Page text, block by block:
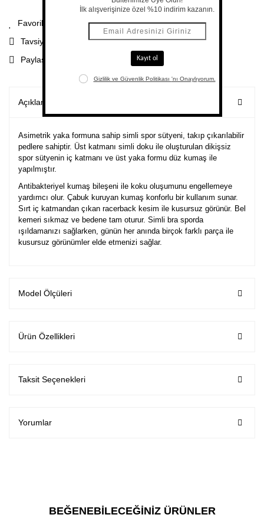
Soru%20Sor Paylaş
Tavsiye Et
Paylaş
Açıklama
Asimetrik yaka formuna sahip simli spor sütyeni, takıp çıkarılabilir
pedlere sahiptir. Üst katmanı simli doku ile oluşturulan dikişsiz
spor sütyenin iç katmanı ve üst yaka formu düz kumaş ile
yapılmıştır.
Antibakteriyel kumaş bileşeni ile koku oluşumunu engellemeye
yardımcı olur. Çabuk kuruyan kumaş konforlu bir kullanım sunar.
Sırt iç katmandan çıkan racerback kesim ile kusursuz görünür. Bel
kemeri sıkmaz ve bedene tam oturur. Simli bra sporda
ışıldamanızı sağlarken, günün her anında birçok farklı parça ile
kusursuz görünümler elde etmenizi sağlar.
Model Ölçüleri
Ürün Özellikleri
Taksit Seçenekleri
Yorumlar
BEĞENEBİLECEĞİNİZ ÜRÜNLER